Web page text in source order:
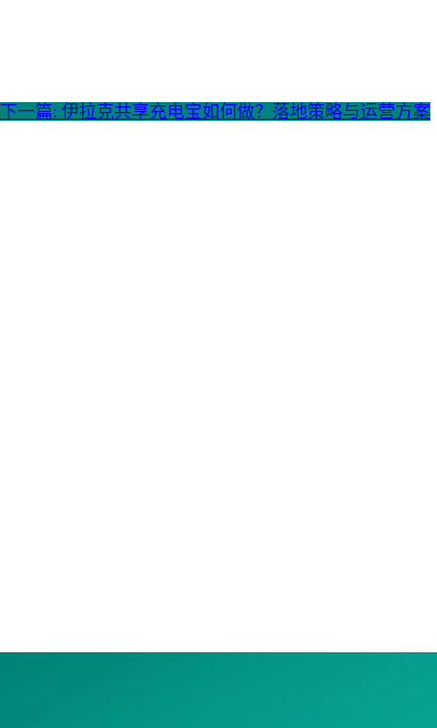
下一篇: 伊拉克共享充电宝如何做？落地策略与运营方案